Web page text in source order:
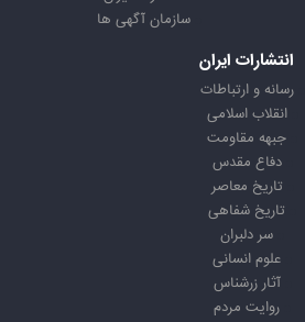
سازمان آگهی ها
انتشارات ایران
رسانه و ارتباطات
انقلاب اسلامی
جبهه مقاومت
دفاع مقدس
تاریخ معاصر
تاریخ شفاهی
سر دلبران
علوم انسانی
آثار زرشناس
روایت مردم